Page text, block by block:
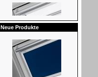
VELUX Plissees/Wabenplissees
Neue Produkte